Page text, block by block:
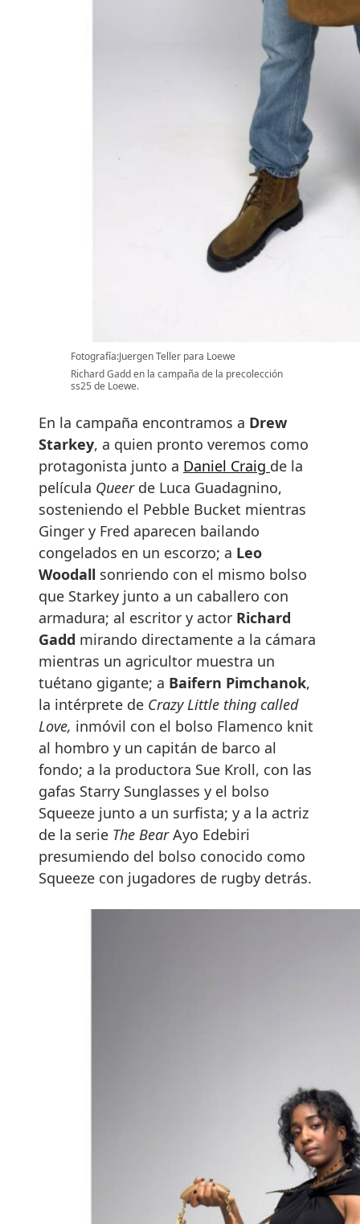
Fotografía:Juergen Teller para Loewe
Richard Gadd en la campaña de la precolección
ss25 de Loewe.
En la campaña encontramos a Drew
Starkey, a quien pronto veremos como
protagonista junto a Daniel Craig de la
película Queerde Luca Guadagnino,
sosteniendo el Pebble Bucket mientras
Ginger y Fred aparecen bailando
congelados en un escorzo; a Leo
Woodall sonriendo con el mismo bolso
que Starkey junto a un caballero con
armadura; al escritor y actor Richard
Gadd mirando directamente a la cámara
mientras un agricultor muestra un
tuétano gigante; a Baifern Pimchanok,
la intérprete de Crazy Little thing called
Love, inmóvil con el bolso Flamenco knit
al hombro y un capitán de barco al
fondo; a la productora Sue Kroll, con las
gafas Starry Sunglasses y el bolso
Squeeze junto a un surfista; y a la actriz
de la serie The BearAyo Edebiri
presumiendo del bolso conocido como
Squeeze con jugadores de rugby detrás.